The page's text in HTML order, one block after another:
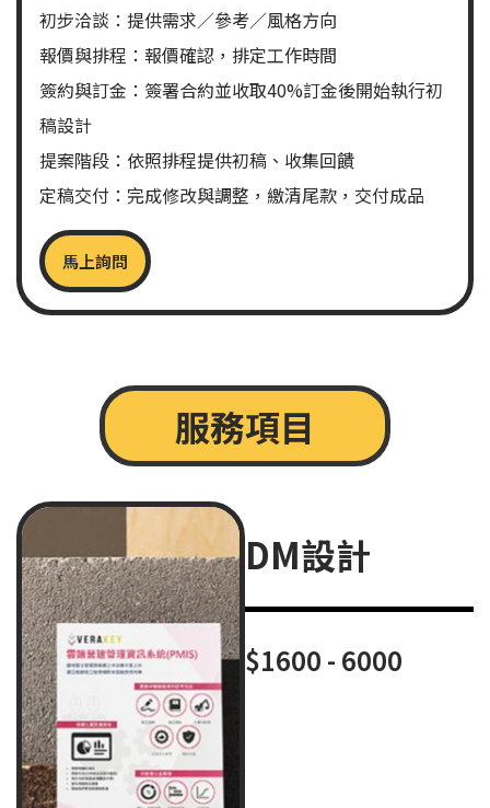
初步洽談：提供需求／參考／風格方向
報價與排程：報價確認，排定工作時間
簽約與訂金：簽署合約並收取40%訂金後開始執行初
稿設計
提案階段：依照排程提供初稿、收集回饋
定稿交付：完成修改與調整，繳清尾款，交付成品
馬上詢問
服務項目
DM設計
$1600 - 6000